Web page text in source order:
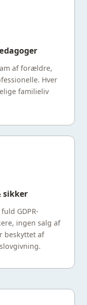
af forældre,
Hver
familieliv
sikker
GDPR-
ingen salg af
beskyttet af